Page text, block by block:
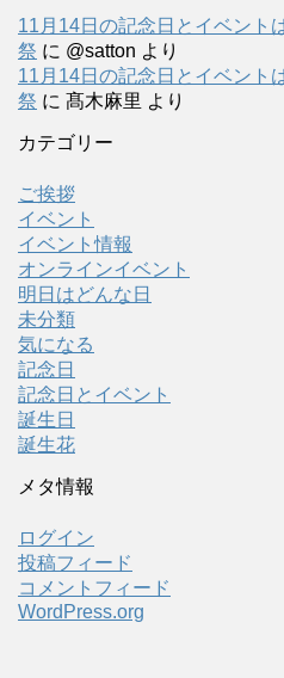
11月14日の記念日とイベント
祭 に @satton より
11月14日の記念日とイベント
祭 に 髙木麻里 より
カテゴリー
ご挨拶
イベント
イベント情報
オンラインイベント
明日はどんな日
未分類
気になる
記念日
記念日とイベント
誕生日
誕生花
メタ情報
ログイン
投稿フィード
コメントフィード
WordPress.org